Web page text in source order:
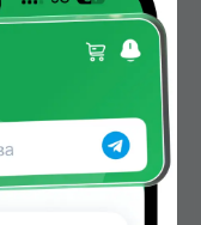
АЛОЭ
в